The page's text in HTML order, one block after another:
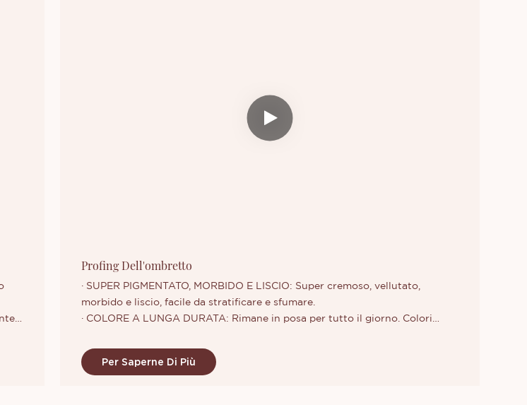
Profing Dell'ombretto
· SUPER PIGMENTATO, MORBIDO E LISCIO: Super cremoso, vellutato,
morbido e liscio, facile da stratificare e sfumare.
· COLORE A LUNGA DURATA: Rimane in posa per tutto il giorno. Colori
perfetto a lungo.
· QUALITÀ PROFESSIONALE: Thincen utilizza solo ingredienti di altissima
Per Saperne Di Più